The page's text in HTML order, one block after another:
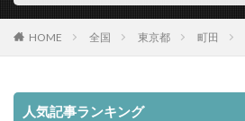
HOME 全国 東京都 町田
人気記事ランキング